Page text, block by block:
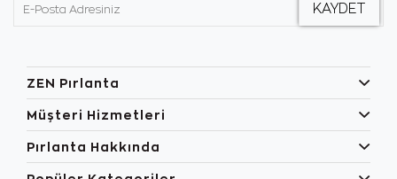
ZEN Pırlanta
Müşteri Hizmetleri
Pırlanta Hakkında